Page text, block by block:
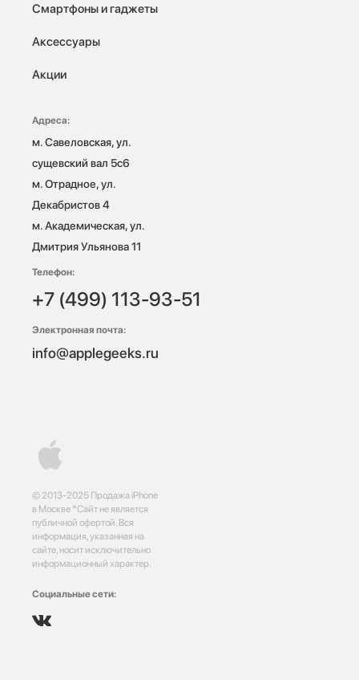
© 2013-2025 Продажа iPhone
в Москве *Сайт не является
публичной офертой. Вся
информация, указанная на
сайте, носит исключительно
информационный характер.
Социальные сети:
Смартфоны и гаджеты
Аксессуары
Акции
Адреса:
м. Савеловская, ул.
сущевский вал 5с6
м. Отрадное, ул.
Декабристов 4
м. Академическая, ул.
Дмитрия Ульянова 11
Телефон:
+7 (499) 113-93-51
Электронная почта:
info@applegeeks.ru